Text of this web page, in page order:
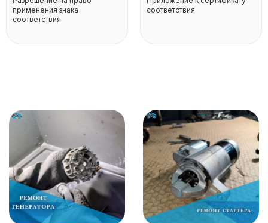
применения знака
соответствия
соответствия